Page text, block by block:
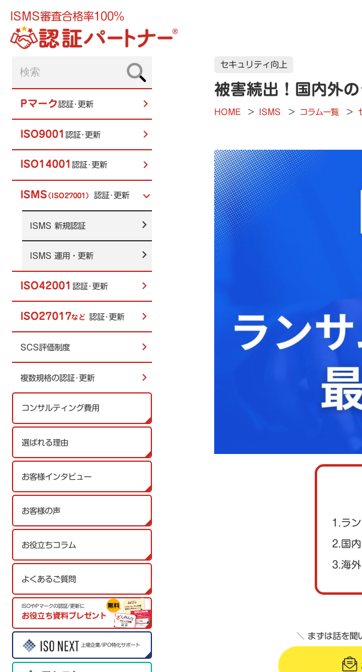
ISMS審査合格率100%
Pマーク認証･更新
ISO9001 認証･更新
ISO14001 認証･更新
ISMS（ISO27001） 認証･更新
ISMS 新規認証
ISMS 運用・更新
ISO42001 認証･更新
ISO27017など 認証･更新
SCS評価制度
複数規格の認証･更新
コンサルティング費用
選ばれる理由
お客様インタビュー
お客様の声
お役立ちコラム
よくあるご質問
ISOやPマークの認証/更新に
お役立ち資料プレゼント
上場企業/IPO特化サポート
セキュリティ向上
被害続出！国内外
HOME > ISMS > コラム一覧 >
1.ラ
2.国
3.海
＼ まずは話を聞